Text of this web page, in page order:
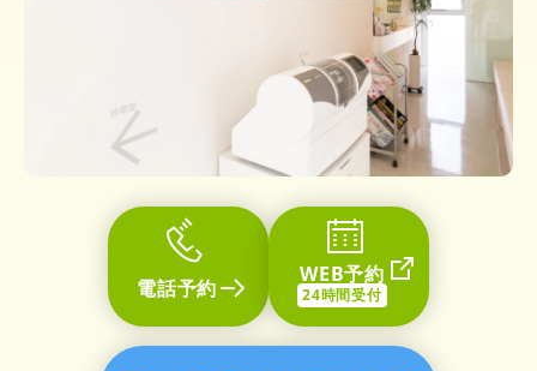
電話予約
WEB予約
24時間受付